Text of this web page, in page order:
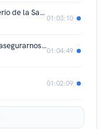
¿Qué aporta al cristiano el misterio de la Santísima Trinidad? - Mujeres en Misión
01:03:10
Cristo ha resucitado ¿Podemos asegurarnos de ello? - Mujeres en Misión
01:04:49
01:02:09